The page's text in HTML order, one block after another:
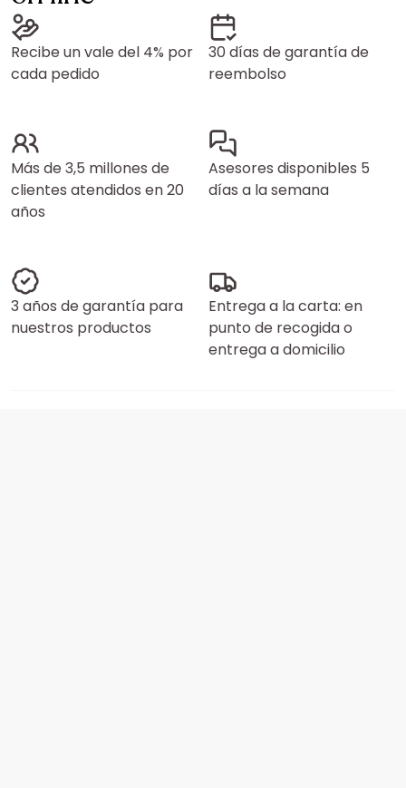
Recibe un vale del 4% por
cada pedido
30 días de garantía de
reembolso
Más de 3,5 millones de
clientes atendidos en 20
años
Asesores disponibles 5
días a la semana
3 años de garantía para
nuestros productos
Entrega a la carta: en
punto de recogida o
entrega a domicilio